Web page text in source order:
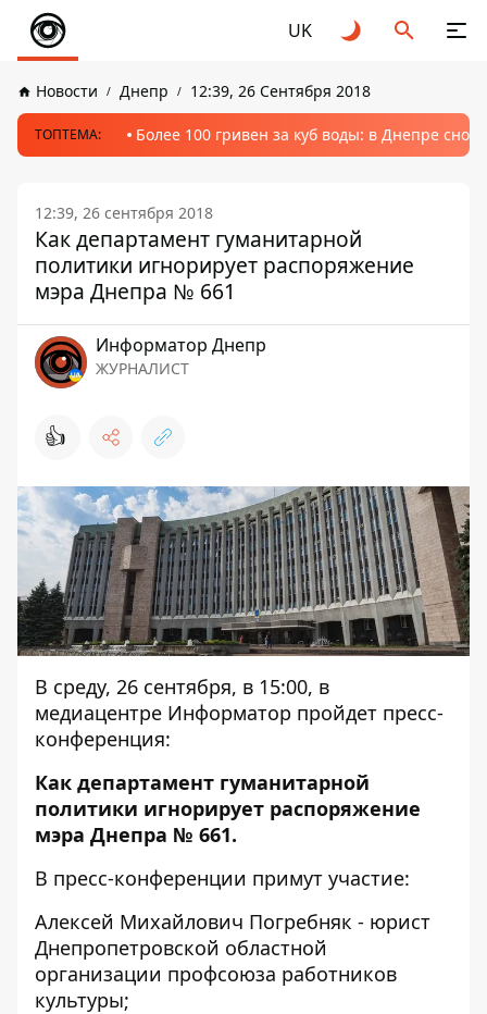
UK
Новости Днепр 12:39, 26 Сентября 2018
ТОПТЕМА: Более 100 гривен за куб воды: в Днепре
12:39, 26 сентября 2018
Как департамент гуманитарной
политики игнорирует распоряжение
мэра Днепра № 661
Информатор Днепр
ЖУРНАЛИСТ
👍
В среду, 26 сентября, в 15:00, в
медиацентре Информатор пройдет пресс-
конференция:
Как департамент гуманитарной
политики игнорирует распоряжение
мэра Днепра № 661.
В пресс-конференции примут участие:
Алексей Михайлович Погребняк - юрист
Днепропетровской областной
организации профсоюза работников
культуры;